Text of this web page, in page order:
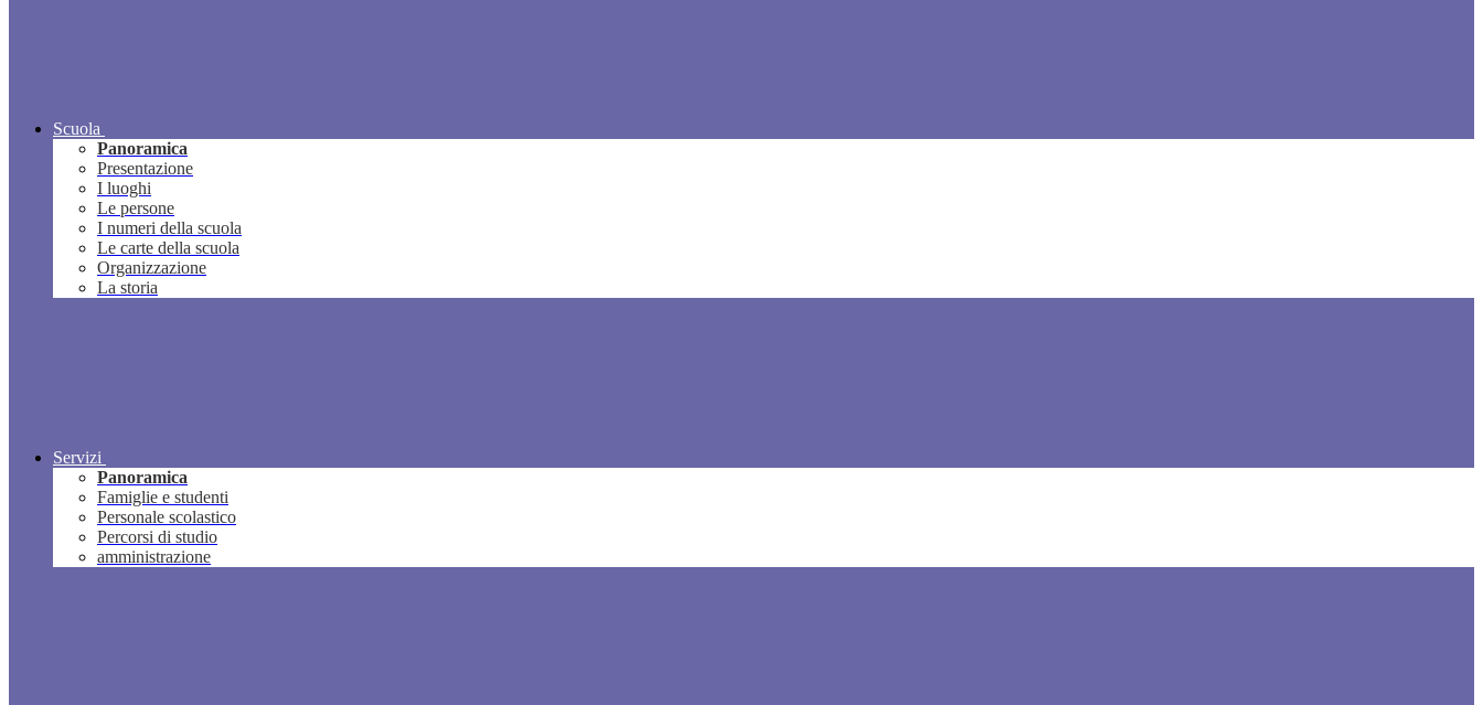
Scuola
Panoramica
Presentazione
I luoghi
Le persone
I numeri della scuola
Le carte della scuola
Organizzazione
La storia
Servizi
Panoramica
Famiglie e studenti
Personale scolastico
Percorsi di studio
amministrazione